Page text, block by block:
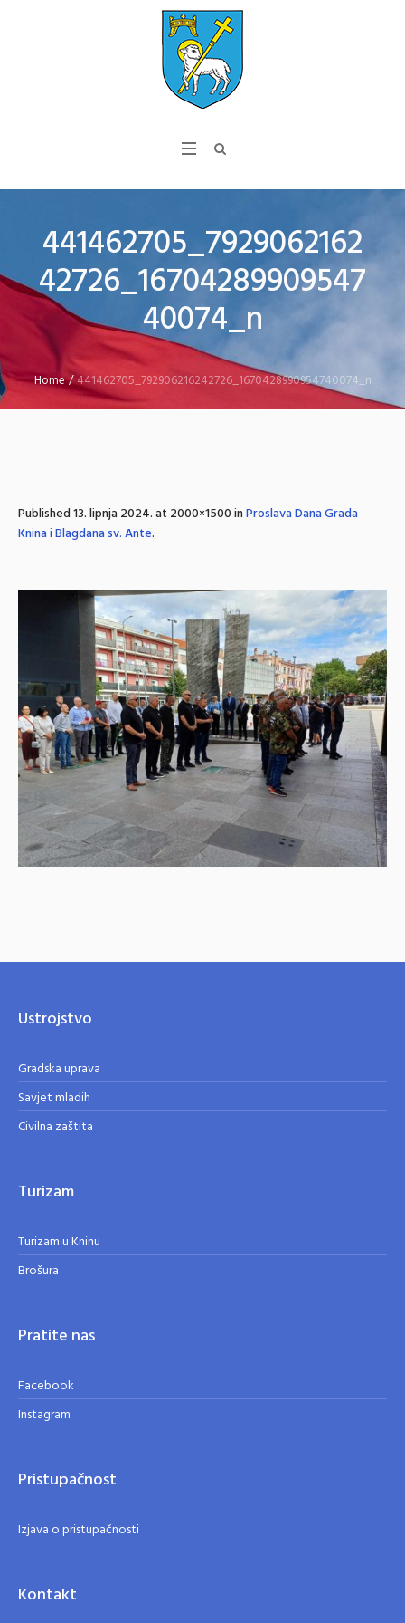
441462705_7929062162
42726_16704289909547
40074_n
Home/441462705_792906216242726_1670428990954740074_n
Published13. lipnja 2024.at 2000×1500 inProslava Dana Grada
Knina i Blagdana sv. Ante.
Ustrojstvo
Gradska uprava
Savjet mladih
Civilna zaštita
Turizam
Turizam u Kninu
Brošura
Pratite nas
Facebook
Instagram
Pristupačnost
Izjava o pristupačnosti
Kontakt